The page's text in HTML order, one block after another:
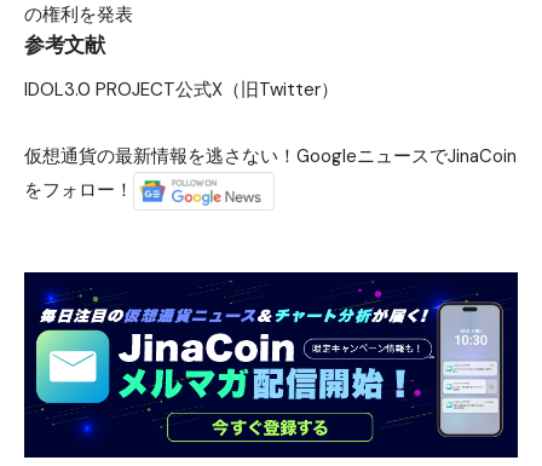
の権利を発表
参考文献
IDOL3.0 PROJECT公式X（旧Twitter）
仮想通貨の最新情報を逃さない！GoogleニュースでJinaCoin
をフォロー！